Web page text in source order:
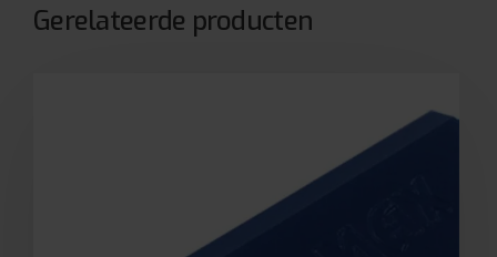
Gerelateerde producten